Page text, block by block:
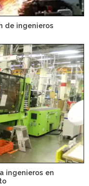
de ingenieros
ingenieros en